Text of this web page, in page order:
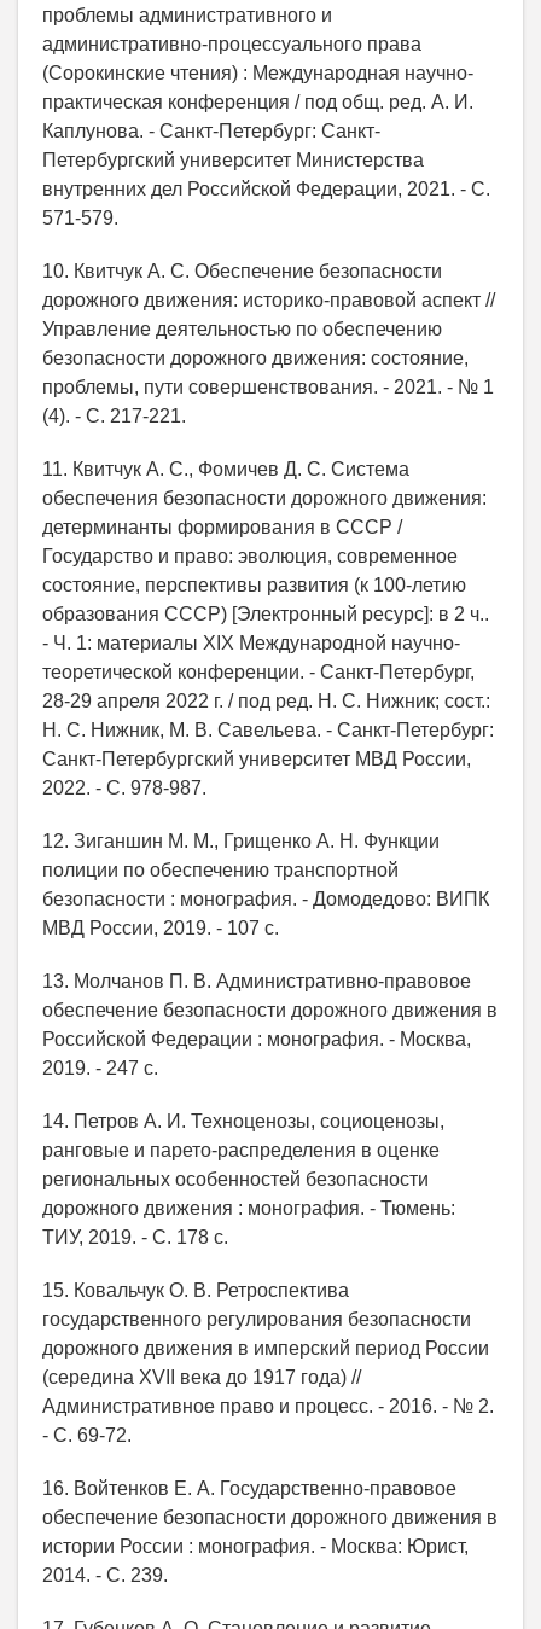
проблемы административного и
административно-процессуального права
(Сорокинские чтения) : Международная научно-
практическая конференция / под общ. ред. А. И.
Каплунова. - Санкт-Петербург: Санкт-
Петербургский университет Министерства
внутренних дел Российской Федерации, 2021. - С.
571-579.
10. Квитчук А. С. Обеспечение безопасности
дорожного движения: историко-правовой аспект //
Управление деятельностью по обеспечению
безопасности дорожного движения: состояние,
проблемы, пути совершенствования. - 2021. - № 1
(4). - С. 217-221.
11. Квитчук А. С., Фомичев Д. С. Система
обеспечения безопасности дорожного движения:
детерминанты формирования в СССР /
Государство и право: эволюция, современное
состояние, перспективы развития (к 100-летию
образования СССР) [Электронный ресурс]: в 2 ч..
- Ч. 1: материалы XIX Международной научно-
теоретической конференции. - Санкт-Петербург,
28-29 апреля 2022 г. / под ред. Н. С. Нижник; сост.:
Н. С. Нижник, М. В. Савельева. - Санкт-Петербург:
Санкт-Петербургский университет МВД России,
2022. - С. 978-987.
12. Зиганшин М. М., Грищенко А. Н. Функции
полиции по обеспечению транспортной
безопасности : монография. - Домодедово: ВИПК
МВД России, 2019. - 107 с.
13. Молчанов П. В. Административно-правовое
обеспечение безопасности дорожного движения в
Российской Федерации : монография. - Москва,
2019. - 247 с.
14. Петров А. И. Техноценозы, социоценозы,
ранговые и парето-распределения в оценке
региональных особенностей безопасности
дорожного движения : монография. - Тюмень:
ТИУ, 2019. - С. 178 с.
15. Ковальчук О. В. Ретроспектива
государственного регулирования безопасности
дорожного движения в имперский период России
(середина XVII века до 1917 года) //
Административное право и процесс. - 2016. - № 2.
- С. 69-72.
16. Войтенков Е. А. Государственно-правовое
обеспечение безопасности дорожного движения в
истории России : монография. - Москва: Юрист,
2014. - С. 239.